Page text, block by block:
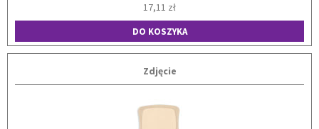
17,11 zł
DO KOSZYKA
Zdjęcie